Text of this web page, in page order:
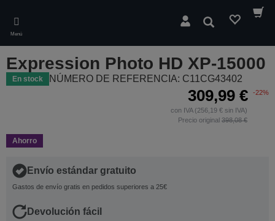
main
content
Menú
Buscar
Expression Photo HD XP-15000
En stock NÚMERO DE REFERENCIA: C11CG43402
309,99 € -22%
con IVA (256,19 € sin IVA)
Precio original 398,08 €
Ahorro
Envío estándar gratuito
Gastos de envío gratis en pedidos superiores a 25€
Devolución fácil